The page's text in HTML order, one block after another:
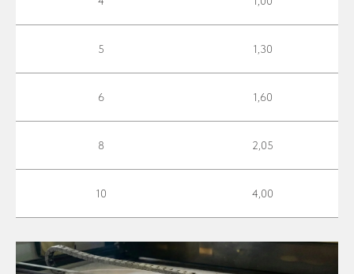
5 1,30
6 1,60
8 2,05
10 4,00